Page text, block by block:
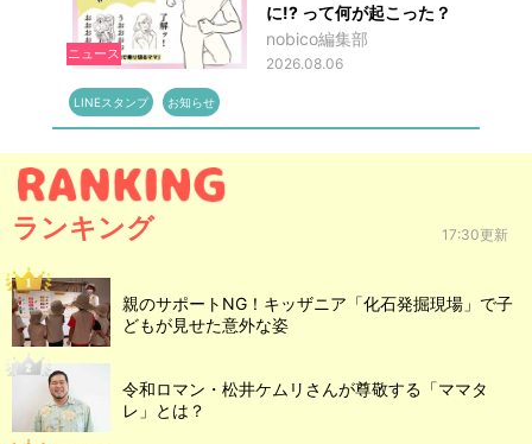
ニュース
に!? って何が起こった？
nobico編集部
2026.08.06
LINEスタンプ お知らせ
ランキング 17:30更新
親のサポートNG！キッザニア「化石発掘現場」で子
どもが見せた意外な姿
令和ロマン・松井ケムリさんが尊敬する「ママタ
レ」とは？